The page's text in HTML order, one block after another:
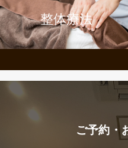
整体療法
ご予約・